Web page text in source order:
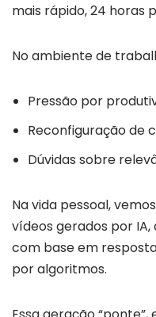
mais rápido,24 horas
Noambientede
Pressão por
Reconfiguraçãode
Dúvidas sobre
Navida pessoal,vemos
vídeos gerados por IA,
com baseem
poralgoritmos.